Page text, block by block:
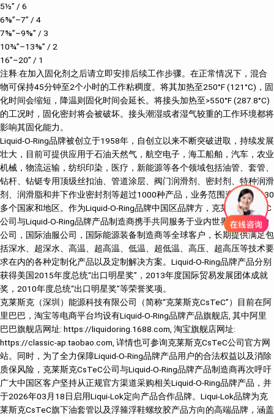
5½” / 6
6⅝”–7” / 4
7⅝”–9⅝” / 3
10¾”–13⅜” / 2
16”–20” / 1
注释:在加入固化剂之后请立即安排后续工作步骤。在正常情况下，混合
物可保持45分钟至2个小时的工作粘稠度。将其加热至250°F (121°C)，固
化时间会缩短，降温则固化时间会延长。将接头加热至>550°F (287.8°C)
的工况时，固化密封将会被破坏。接头潮湿或者湿气较重的工作环境都将
影响其固化能力。
Liquid-O-Ring品牌被创立于1958年，自创立以来不断突破进取，持续发展
壮大，目前可提供应用于石油天然气，航空电子，海工船舶，汽车，农业
机械，物流运输，纺织印染，医疗，新能源等各个领域包括油管、套管、
钻杆、钻铤专用顶级丝扣油、管道涂层、阀门润滑剂、密封剂、特种润滑
剂、润滑脂和井下作业密封剂等超过1000种产品，业务范围遍及全球130
多个国家和地区。作为Liquid-O-Ring品牌中国区品牌方，克莱斯克CsTeC
公司与Liquid-O-Ring品牌产品制造商携手共同服务于业内世界500强石油
公司，国际油服公司，国际能源装备制造商等全球客户，长期提供满足包
括深水、超深水、高温、超高温、低温、超低温、高压、超高压等技术要
求在内的各种定制化产品以及定制解决方案。Liquid-O-Ring品牌产品分别
获得美国2015年度总统“出口明星奖”，2013年度国际贸易发展团体成就
奖，2010年度总统“出口明星奖”等荣誉奖项。
克莱斯克（深圳）能源科技有限公司（简称“克莱斯克CsTeC”）目前在阿
里巴巴，淘宝等电商平台均设有Liquid-O-Ring品牌产品旗舰店, 其中阿里
巴巴旗舰店网址: https://liquidoring.1688.com, 淘宝旗舰店网址:
https://classic-ap.taobao.com, 详情也可参询克莱斯克CsTeC公司官方网
站。同时，为了全力保障Liquid-O-Ring品牌产品用户的合法权益以及消除
质保风险，克莱斯克CsTeC公司与Liquid-O-Ring品牌产品制造商再次呼吁
广大中国区客户坚持从正规官方渠道采购相关Liquid-O-Ring品牌产品，并
于2026年03月18日启用Liqui-Lok定向产品合作品牌。Liqui-Lok品牌为克
莱斯克CsTeC旗下油套管以及浮箍浮鞋螺纹胶产品方向的高端品牌，涵盖